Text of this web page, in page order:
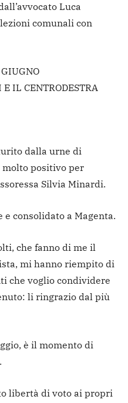
Luca
comunali con
E IL CENTRODESTRA
dalla urne di
molto positivo per
Silvia Minardi.
consolidato a Magenta.
che fanno di me il
mi hanno riempito di
che voglio condividere
li ringrazio dal più
è il momento di
libertà di voto ai propri